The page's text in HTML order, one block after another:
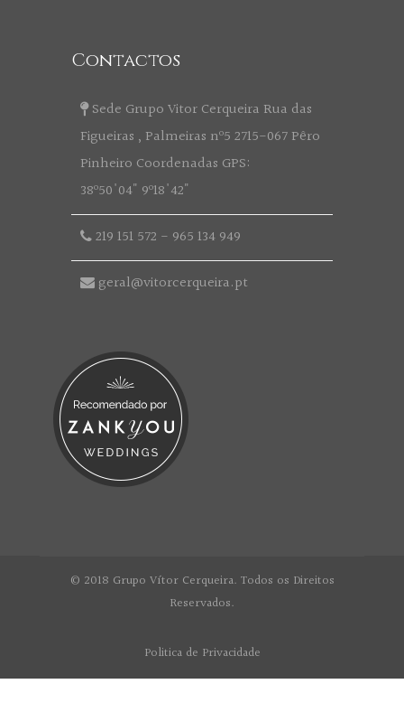
Contactos
Sede Grupo Vitor Cerqueira Rua das
Figueiras , Palmeiras nº5 2715-067 Pêro
Pinheiro Coordenadas GPS:
38º50'04" 9º18'42"
219 151 572 - 965 134 949
geral@vitorcerqueira.pt
© 2018 Grupo Vítor Cerqueira. Todos os Direitos
Reservados.
Politica de Privacidade